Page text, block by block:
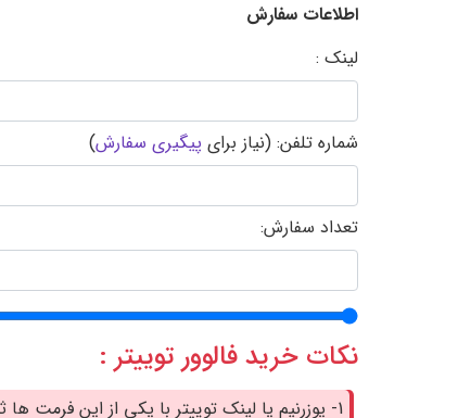
اطلاعات سفارش
لینک :
شماره تلفن: (نیاز برای پیگیری سفارش)
تعداد سفارش:
نکات خرید فالوور توییتر :
1- یوزرنیم یا لینک توییتر با یکی از این فرمت